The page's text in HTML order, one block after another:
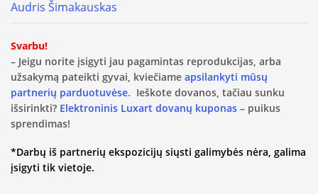
Audris Šimakauskas
Svarbu!
– Jeigu norite įsigyti jau pagamintas reprodukcijas, arba
užsakymą pateikti gyvai, kviečiame apsilankyti mūsų
partnerių parduotuvėse. Ieškote dovanos, tačiau sunku
išsirinkti? Elektroninis Luxart dovanų kuponas – puikus
sprendimas!
*Darbų iš partnerių ekspozicijų siųsti galimybės nėra, galima
įsigyti tik vietoje.